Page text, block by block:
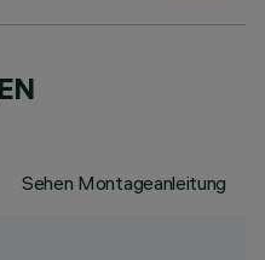
Sehen Montageanleitung